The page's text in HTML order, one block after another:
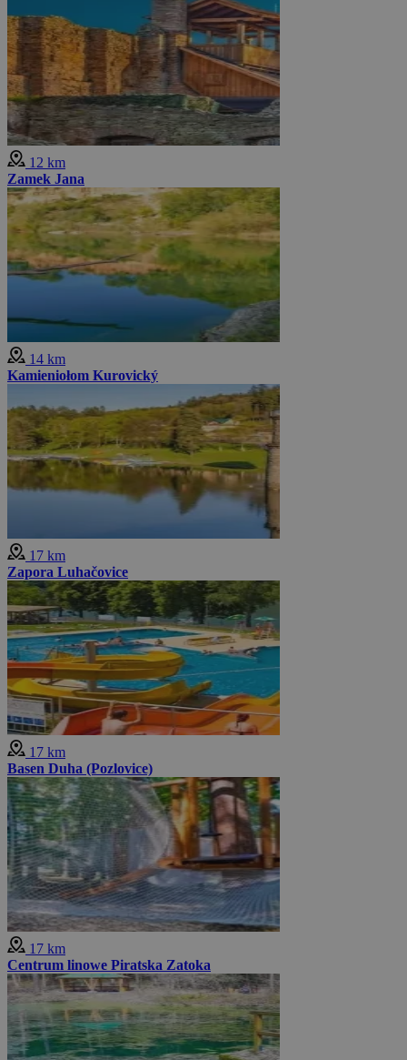
12 km
Zamek Jana
14 km
Kamieniołom Kurovický
17 km
Zapora Luhačovice
17 km
Basen Duha (Pozlovice)
17 km
Centrum linowe Piratska Zatoka